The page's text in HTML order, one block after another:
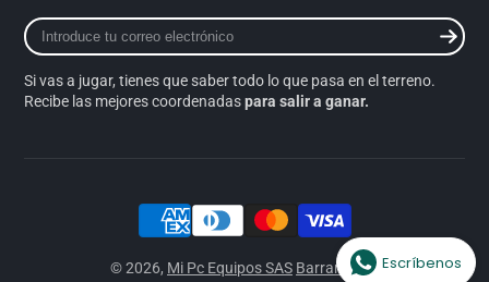
Introduce
tu
electrónico
Si vas a jugar, tienes que saber todo lo que pasa en el terreno.
Recibe las mejores coordenadaspara salir a ganar.
© 2026, Mi Pc Equipos SAS Barranquilla Escríbenos